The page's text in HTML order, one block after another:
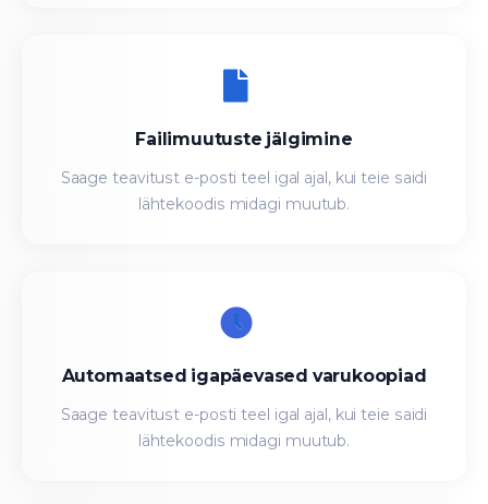
Failimuutuste jälgimine
Saage teavitust e-posti teel igal ajal, kui teie saidi
lähtekoodis midagi muutub.
Automaatsed igapäevased varukoopiad
Saage teavitust e-posti teel igal ajal, kui teie saidi
lähtekoodis midagi muutub.